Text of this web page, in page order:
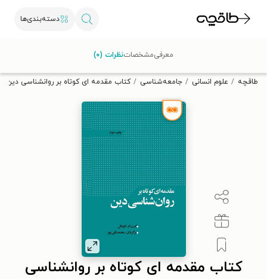
دسته‌بندی‌ها
تخفیف از طاقچه دریافت کن.
طاقچه علوم انسانی جامعه‌شناسی کتاب مقدمه ای کوتاه بر روانشناسی دین
کتاب مقدمه ای کوتاه بر روانشناسی
معرفیمشخصاتنظرات (۰)